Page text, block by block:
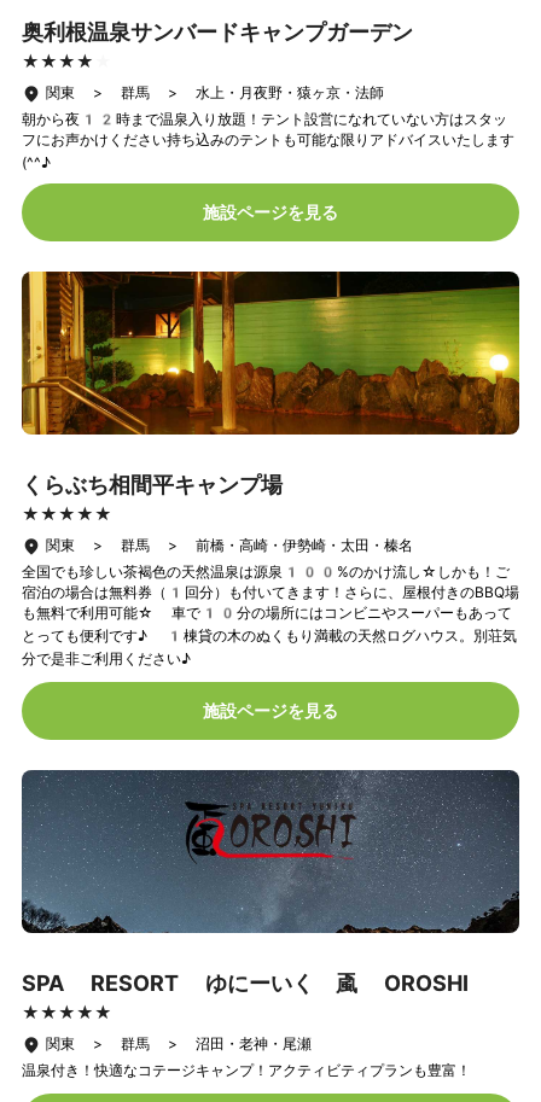
奥利根温泉サンバードキャンプガーデン
★★★★★
★★★★★
関東 > 群馬 > 水上・月夜野・猿ヶ京・法師
朝から夜12時まで温泉入り放題！テント設営になれていない方はスタッ
フにお声かけください持ち込みのテントも可能な限りアドバイスいたします
(^^♪
施設ページを見る
くらぶち相間平キャンプ場
★★★★★
★★★★★
関東 > 群馬 > 前橋・高崎・伊勢崎・太田・榛名
全国でも珍しい茶褐色の天然温泉は源泉100%のかけ流し☆しかも！ご
宿泊の場合は無料券（1回分）も付いてきます！さらに、屋根付きのBBQ場
も無料で利用可能☆ 車で10分の場所にはコンビニやスーパーもあって
とっても便利です♪ 1棟貸の木のぬくもり満載の天然ログハウス。別荘気
分で是非ご利用ください♪
施設ページを見る
SPA RESORT ゆにーいく 颪 OROSHI
★★★★★
★★★★★
関東 > 群馬 > 沼田・老神・尾瀬
温泉付き！快適なコテージキャンプ！アクティビティプランも豊富！